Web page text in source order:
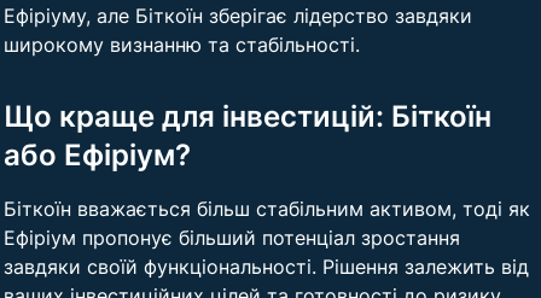
Ефіріуму, але Біткоїн зберігає лідерство завдяки
широкому визнанню та стабільності.
Що краще для інвестицій: Біткоїн
або Ефіріум?
Біткоїн вважається більш стабільним активом, тоді як
Ефіріум пропонує більший потенціал зростання
завдяки своїй функціональності. Рішення залежить від